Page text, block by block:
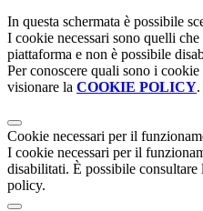
In questa schermata è possibile
I cookie necessari sono quelli
piattaforma e non è possibile
Per conoscere quali sono i
visionare la COOKIE POLICY.
Cookie necessari per il
I cookie necessari per il
disabilitati. È possibile
policy.